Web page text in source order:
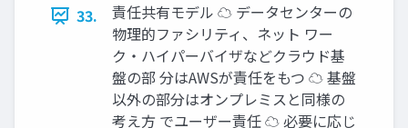
33.
責任共有モデル ☁ データセンターの
物理的ファシリティ、ネット ワー
ク・ハイパーバイザなどクラウド基
盤の部 分はAWSが責任をもつ ☁ 基盤
以外の部分はオンプレミスと同様の
考え方 でユーザー責任 ☁ 必要に応じ